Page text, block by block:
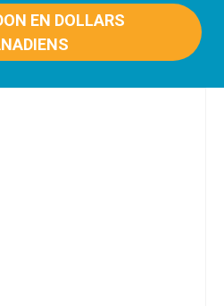
EN DOLLARS